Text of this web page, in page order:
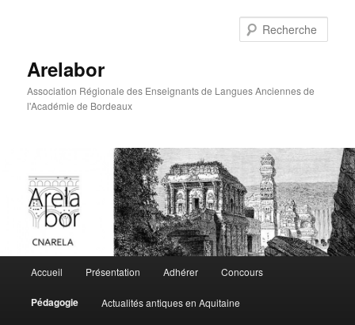
Arelabor
Association Régionale des Enseignants de Langues Anciennes de
l'Académie de Bordeaux
Aller au contenu principal
Aller au contenu secondaire
Accueil Présentation Adhérer Concours
Pédagogie Actualités antiques en Aquitaine